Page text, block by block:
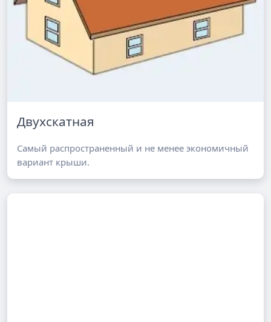
Двухскатная
Самый распространенный и не менее экономичный
вариант крыши.